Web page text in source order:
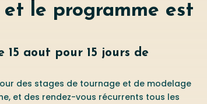
le programme est
aout pour 15 jours de
des stages de tournage et de modelage
et des rendez-vous récurrents tous les